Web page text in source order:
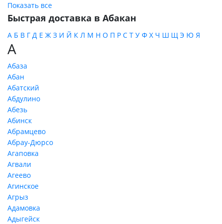
Показать все
Быстрая доставка в Абакан
А Б В Г Д Е Ж З И Й К Л М Н О П Р С Т У Ф Х Ч Ш Щ Э Ю Я
А
Абаза
Абан
Абатский
Абдулино
Абезь
Абинск
Абрамцево
Абрау-Дюрсо
Агаповка
Агвали
Агеево
Агинское
Агрыз
Адамовка
Адыгейск